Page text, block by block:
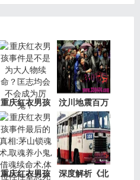
重庆红衣男孩
事件是
汶川地震百万
“阴兵
重庆红衣男孩
深度解析《北